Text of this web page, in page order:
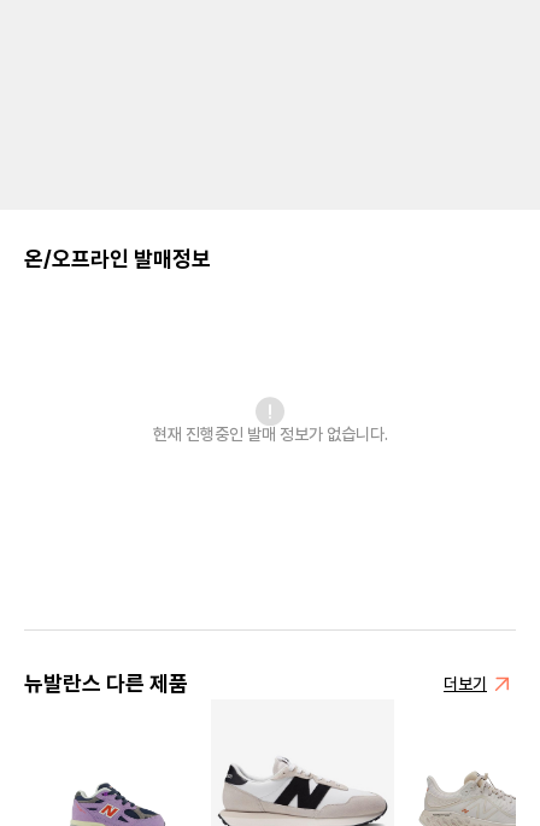
온/오프라인 발매정보
현재 진행중인 발매 정보가 없습니다.
뉴발란스 다른 제품 더보기